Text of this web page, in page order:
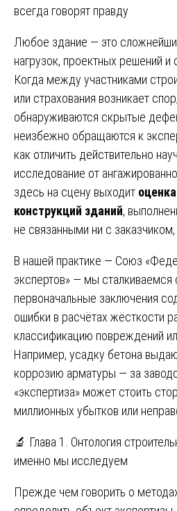
всегда говорят правду
Любое здание — это
нагрузок, проектных решений и
Когда между участниками
или страхования возникает
обнаруживаются скрытые
неизбежно обращаются к
как отличить действительно
исследование от
здесь на сцену выходит
конструкций зданий,
не связанными ни с
В нашей практике — Союз
экспертов» — мы сталкиваемся
первоначальные заключения
ошибки в расчётах жёсткости
классификацию повреждений
Например, усадку бетона
коррозию арматуры — за
«экспертиза» может стоить
миллионных убытков или
🔬 Глава 1. Онтология
именно мы исследуем
Прежде чем говорить о